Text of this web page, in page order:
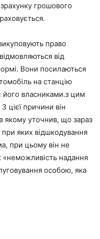
грошового
право
від
Вони посилаються
на станцію
його власниками.з цим
цієї причини він
якому уточнив, що зараз
яких відшкодування
при цьому він не
«неможливість надання
особою, яка